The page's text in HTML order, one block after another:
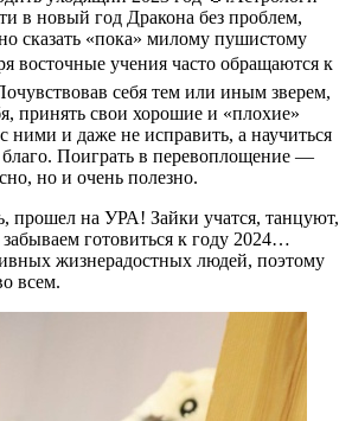
в новый год Дракона без проблем,
сказать «пока» милому пушистому
восточные учения часто обращаются к
себя тем или иным зверем,
принять свои хорошие и «плохие»
ними и даже не исправить, а научиться
благо. Поиграть в перевоплощение —
но и очень полезно.
прошел на УРА! Зайки учатся, танцуют,
готовиться к году 2024…
жизнерадостных людей, поэтому
всем.